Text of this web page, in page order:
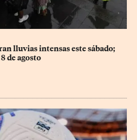
lluvias intensas este sábado;
de agosto